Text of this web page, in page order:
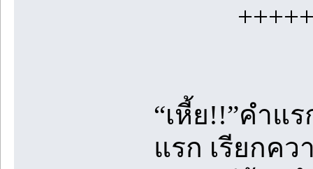
“เหี้ย!!”คำแ
แรก เรียกค